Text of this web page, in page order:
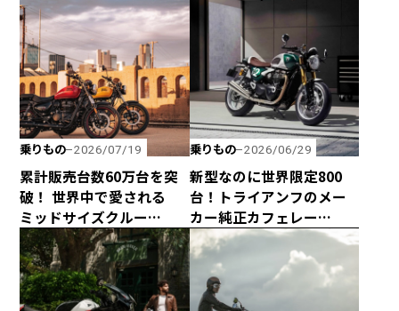
乗りもの 2026/07/19
累計販売台数60万台を突
破！ 世界中で愛される
ミッドサイズクルー
ザー、ROYAL
ENFIELD「METEOR 350」
乗りもの 2026/06/29
新型なのに世界限定800
台！トライアンフのメー
カー純正カフェレー
サー、「Speed Twin
1200 Cafe Racer
Edition」がヤバすぎるっ
て！